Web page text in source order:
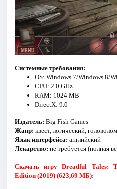
Системные требования:
OS: Windows 7/Windows 8/
CPU: 2.0 GHz
RAM: 1024 MB
DirectX: 9.0
Издатель: Big Fish Games
Жанр: квест, логический,
Язык интерфейса: английский
Лекарство: не требуется (полная
Скачать игру Dreadful Tales:
Edition (2019) (623,69 МБ):